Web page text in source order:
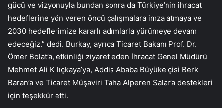
gücü ve vizyonuyla bundan sonra da Türkiye’nin ihracat
hedeflerine yön veren öncü çalışmalara imza atmaya ve
2030 hedeflerimize kararlı adımlarla yürümeye devam
edeceğiz.” dedi. Burkay, ayrıca Ticaret Bakanı Prof. Dr.
Ömer Bolat’a, etkinliği ziyaret eden İhracat Genel Müdürü
Mehmet Ali Kılıçkaya’ya, Addis Ababa Büyükelçisi Berk
Baran’a ve Ticaret Müşaviri Taha Alperen Salar’a destekleri
için teşekkür etti.